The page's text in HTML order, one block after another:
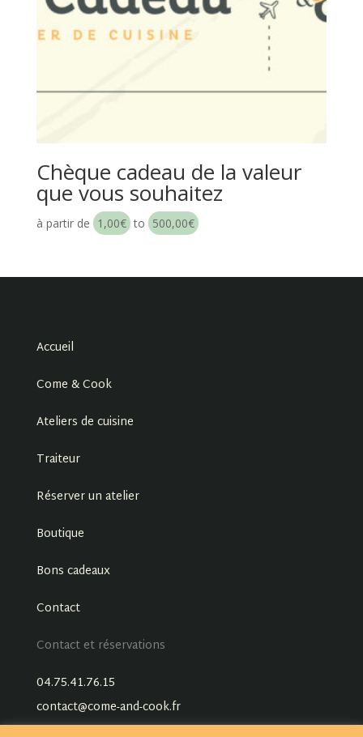
Chèque cadeau de la valeur
que vous souhaitez
à partir de 1,00€ to 500,00€
Accueil
Come & Cook
Ateliers de cuisine
Traiteur
Réserver un atelier
Boutique
Bons cadeaux
Contact
Contact et réservations
04.75.41.76.15
contact@come-and-cook.fr